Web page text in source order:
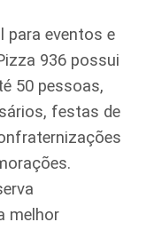
para eventos e
936 possui
50 pessoas,
festas de
melhor